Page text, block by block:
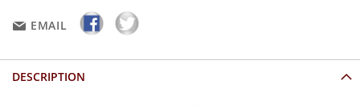
EMAIL
DESCRIPTION